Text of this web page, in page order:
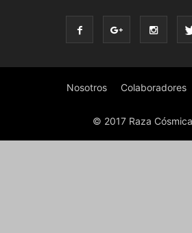
Nosotros Colaboradores
© 2017 Raza